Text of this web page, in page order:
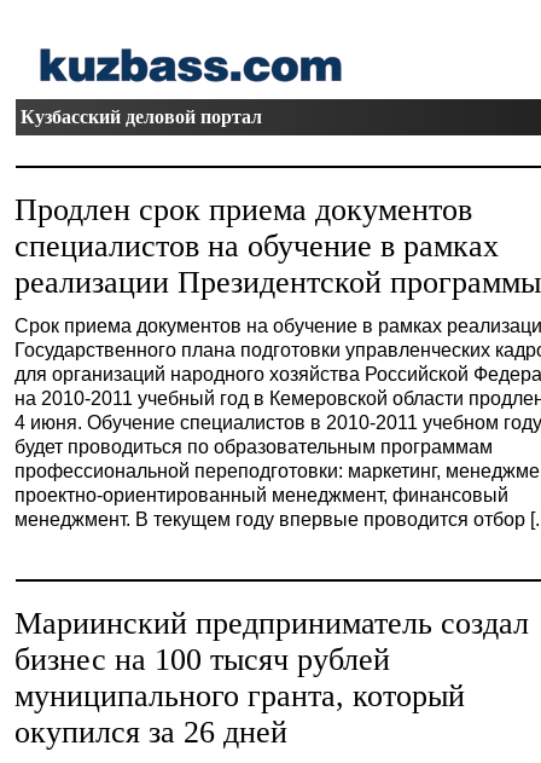
Кузбасский деловой портал
Продлен срок приема документов
специалистов на обучение в рамках
реализации Президентской программы
Срок приема документов на обучение в рамках
Государственного плана подготовки управленческих
для организаций народного хозяйства Российской
на 2010-2011 учебный год в Кемеровской области
4 июня. Обучение специалистов в 2010-2011 учебном
будет проводиться по образовательным программам
профессиональной переподготовки: маркетинг,
проектно-ориентированный менеджмент, финансовый
менеджмент. В текущем году впервые проводится отбор
Мариинский предприниматель создал
бизнес на 100 тысяч рублей
муниципального гранта, который
окупился за 26 дней